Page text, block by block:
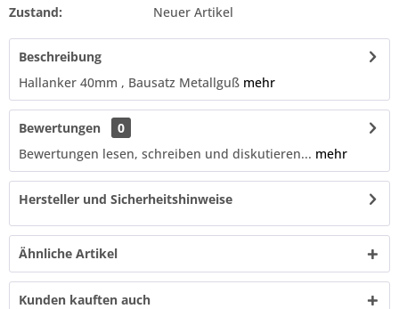
Zustand:
Neuer Artikel
Beschreibung
Hallanker 40mm , Bausatz Metallguß mehr
Bewertungen
0
Bewertungen lesen, schreiben und diskutieren... mehr
Hersteller und Sicherheitshinweise
Ähnliche Artikel
Kunden kauften auch